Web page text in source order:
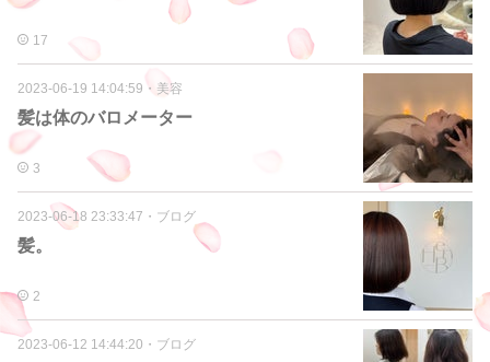
17
2023-06-19 14:04:59 ・ 美容
髪は体のバロメーター
3
2023-06-18 23:33:47 ・ ブログ
髪。
2
2023-06-12 14:44:20 ・ ブログ